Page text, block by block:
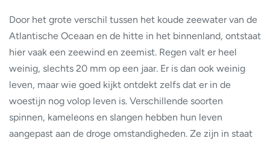
Door het grote verschil tussen het koude zeewater van de
Atlantische Oceaan en de hitte in het binnenland, ontstaat
hier vaak een zeewind en zeemist. Regen valt er heel
weinig, slechts 20 mm op een jaar. Er is dan ook weinig
leven, maar wie goed kijkt ontdekt zelfs dat er in de
woestijn nog volop leven is. Verschillende soorten
spinnen, kameleons en slangen hebben hun leven
aangepast aan de droge omstandigheden. Ze zijn in staat